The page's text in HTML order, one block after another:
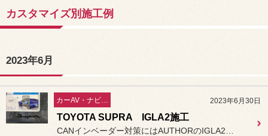
カスタマイズ別施工例
2023年6月
カーAV・ナビ／セキュリティー 2023年6月30日
TOYOTA SUPRA IGLA2施工